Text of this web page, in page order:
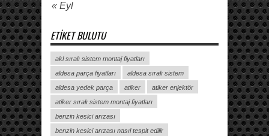
« Eyl
ETIKET BULUTU
akl sıralı sistem montaj fiyatları
aldesa parça fiyatları
aldesa sıralı sistem
aldesa yedek parça
atiker
atiker enjektör
atiker sıralı sistem montaj fiyatları
benzin kesici arızası
benzin kesici arızası nasıl tespit edilir